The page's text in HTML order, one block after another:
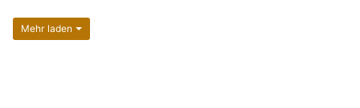
Mehr laden